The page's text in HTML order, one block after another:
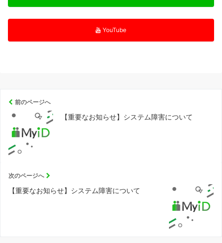
YouTube
前のページへ
【重要なお知らせ】システム障害について
次のページへ
【重要なお知らせ】システム障害について